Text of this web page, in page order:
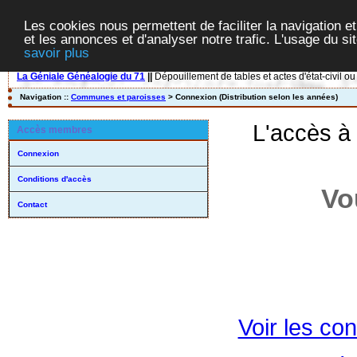
Les cookies nous permettent de faciliter la navigation
et les annonces et d'analyser notre trafic. L'usage du
savoir plus
La Géniale Généalogie du 71 Dépouillement de tables et actes d'état-civil
Navigation :: Communes et paroisses > Connexion (Distribution selon les années)
Accès membres
Connexion
Conditions d'accès
Contact
L'accès
Voir les